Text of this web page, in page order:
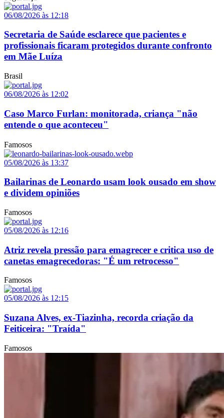
06/08/2026 às 12:18
Secretaria de Saúde esclarece que pacientes e
profissionais ficaram protegidos durante confronto
em Mãe Luíza
Brasil
06/08/2026 às 12:02
Caso Marco Furlan: monitorada, criança "não
entende o que aconteceu"
Famosos
05/08/2026 às 13:37
Bailarinas de Leonardo usam look ousado em show
e dividem opiniões
Famosos
05/08/2026 às 12:16
Atriz revela pressão para emagrecer e critica uso de
canetas emagrecedoras: "É um retrocesso"
Famosos
05/08/2026 às 12:15
Suzana Alves, ex-Tiazinha, recorda criação da
Feiticeira: "Traída"
Famosos